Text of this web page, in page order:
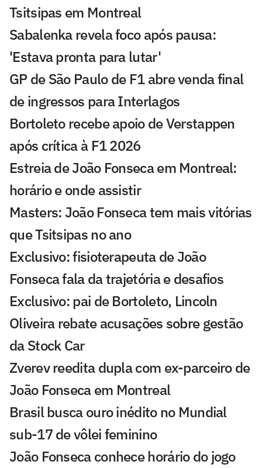
Tsitsipas em Montreal
Sabalenka revela foco após pausa:
'Estava pronta para lutar'
GP de São Paulo de F1 abre venda final
de ingressos para Interlagos
Bortoleto recebe apoio de Verstappen
após crítica à F1 2026
Estreia de João Fonseca em Montreal:
horário e onde assistir
Masters: João Fonseca tem mais vitórias
que Tsitsipas no ano
Exclusivo: fisioterapeuta de João
Fonseca fala da trajetória e desafios
Exclusivo: pai de Bortoleto, Lincoln
Oliveira rebate acusações sobre gestão
da Stock Car
Zverev reedita dupla com ex-parceiro de
João Fonseca em Montreal
Brasil busca ouro inédito no Mundial
sub-17 de vôlei feminino
João Fonseca conhece horário do jogo